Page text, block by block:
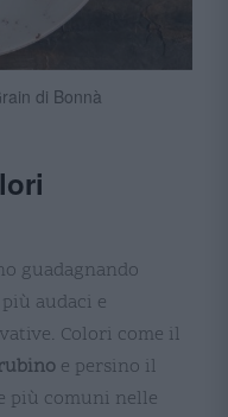
di Bonnà
guadagnando
audaci e
Colori come il
e persino il
più comuni nelle